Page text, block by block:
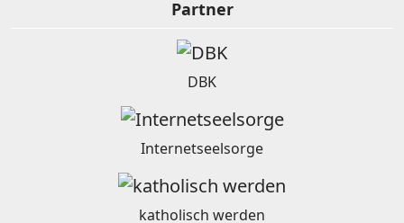
Partner
DBK
Internetseelsorge
katholisch werden